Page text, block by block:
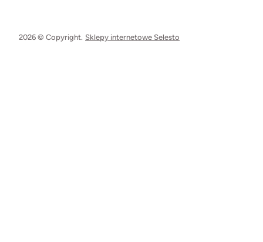
2026 © Copyright. Sklepy internetowe Selesto